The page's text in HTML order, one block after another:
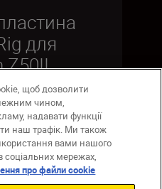
для
Z50II
щоб дозволити
чином,
надавати функції
наш трафік. Ми також
вами нашого
мережах,
про файли cookie